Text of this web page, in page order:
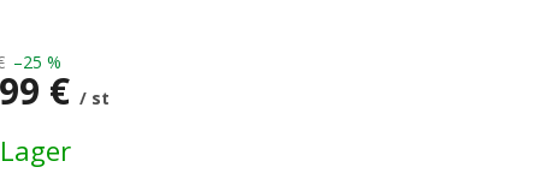
–25 %
€ / st